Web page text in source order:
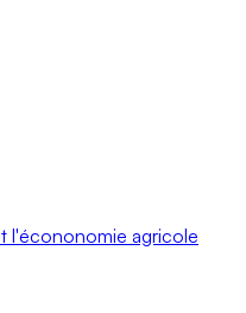
l'écononomie agricole